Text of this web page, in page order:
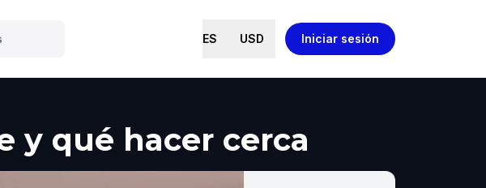
ES USD Iniciar sesión
y qué hacer cerca